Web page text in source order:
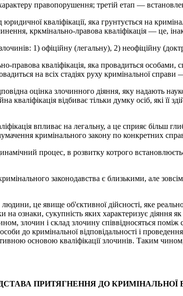
правопорушення; третій етап —
кваліфікації, яка грунтується на
кркмінально-лравова кваліфікація — це,
1) офіційну (легальну), 2) неофіційну
правова кваліфікація, яка провадиться
на всіх стадіях руху кримінальної
оцінка злочинного діяння, яку надають
кваліфікація відбиває тільки думку осіб, які її
впливає на легальну, а це сприяє більш
кримінального закону по конкретних
процес, в розвитку котрого
законодавства є близькими, але
це явище об'єктивної дійсності, яке
на ознаки, сукупність яких характеризує
злочин і склад злочину співвідносяться
до кримінальної відповідальності і
основою кваліфікації злочинів. Таким
ПРИТЯГНЕННЯ ДО КРИМІНАЛЬНОЇ